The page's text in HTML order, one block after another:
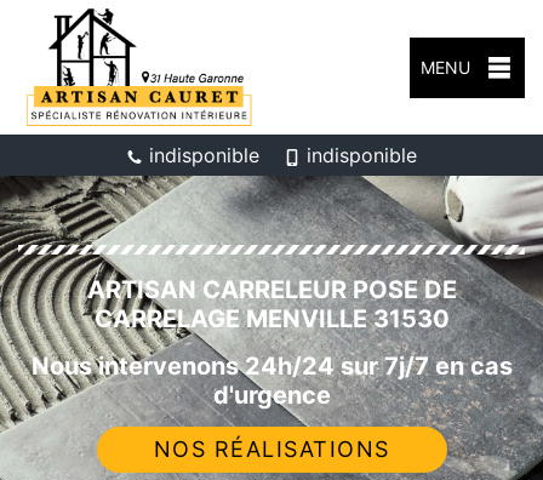
MENU
indisponible indisponible
ARTISAN CARRELEUR POSE DE
CARRELAGE MENVILLE 31530
Nous intervenons 24h/24 sur 7j/7 en cas
d'urgence
NOS RÉALISATIONS